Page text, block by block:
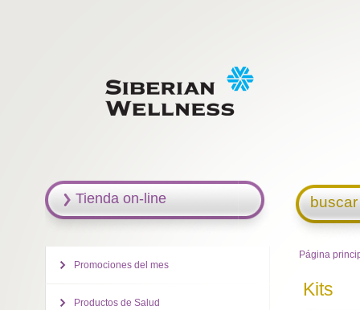
Página
Kits
Tienda on-line
Promociones del mes
Productos de Salud